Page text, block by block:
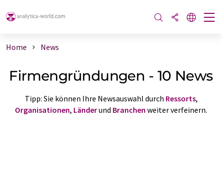
Home News
Firmengründungen - 10 News
Tipp: Sie können Ihre Newsauswahl durch Ressorts,
Organisationen, Länderund Branchen weiter verfeinern.